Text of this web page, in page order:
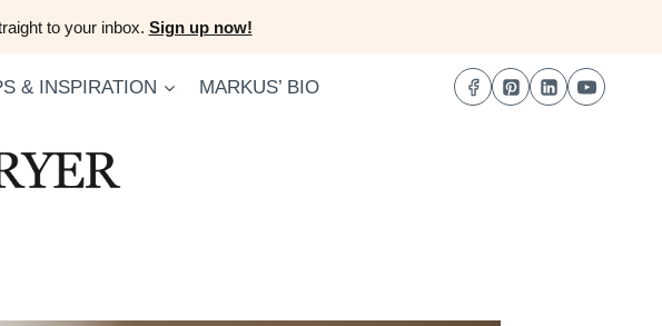
to your inbox. Sign up now!
& INSPIRATION MARKUS’ BIO